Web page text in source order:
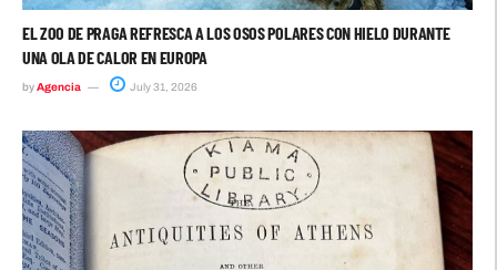
EL ZOO DE PRAGA REFRESCA A LOS OSOS POLARES CON HIELO DURANTE
UNA OLA DE CALOR EN EUROPA
byAgencia July 31, 2026